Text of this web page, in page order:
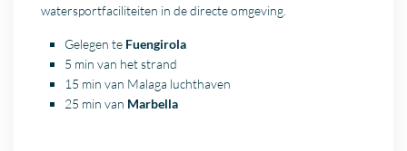
watersportfaciliteiten in de directe omgeving.
Gelegen te Fuengirola
5 min van het strand
15 min van Malaga luchthaven
25 min van Marbella